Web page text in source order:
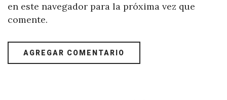
en este navegador para la próxima vez que
comente.